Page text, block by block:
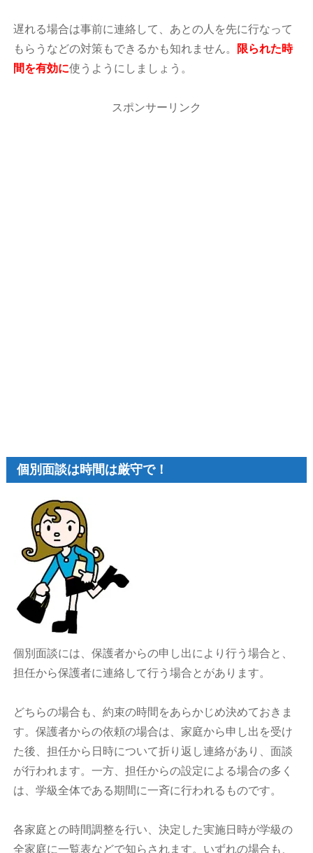
遅れる場合は事前に連絡して、あとの人を先に行なって
もらうなどの対策もできるかも知れません。 限られた時
間を有効に使うようにしましょう。
スポンサーリンク
個別面談は時間は厳守で！
個別面談には、保護者からの申し出により行う場合と、
担任から保護者に連絡して行う場合とがあります。
どちらの場合も、約束の時間をあらかじめ決めておきま
す。保護者からの依頼の場合は、家庭から申し出を受け
た後、担任から日時について折り返し連絡があり、面談
が行われます。一方、担任からの設定による場合の多く
は、学級全体である期間に一斉に行われるものです。
各家庭との時間調整を行い、決定した実施日時が学級の
全家庭に一覧表などで知らされます。いずれの場合も、